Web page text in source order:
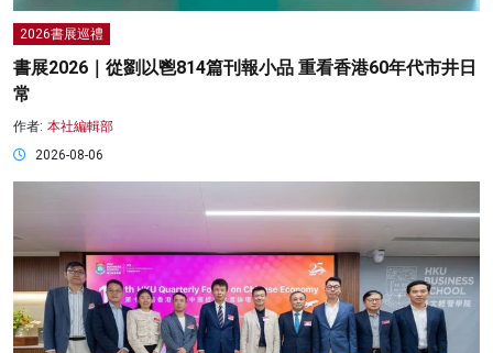
2026書展巡禮
書展2026｜從劉以鬯814篇刊報小品 重看香港60年代市井日
常
作者: 本社編輯部
2026-08-06